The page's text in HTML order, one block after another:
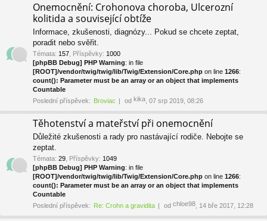
Onemocnění: Crohonova choroba, Ulcerozní
kolitida a související obtíže
Informace, zkušenosti, diagnózy... Pokud se chcete zeptat,
poradit nebo svěřit.
Témata: 157 Příspěvky: 1000
[phpBB Debug] PHP Warning: in file
[ROOT]/vendor/twig/twig/lib/Twig/Extension/Core.php on line 1266:
count(): Parameter must be an array or an object that implements
Countable
Poslední příspěvek: Broviac od kika , 07 srp 2019, 08:26
Těhotenství a mateřství při onemocnění
Důležité zkušenosti a rady pro nastávající rodiče. Nebojte se
zeptat.
Témata: 29 Příspěvky: 1049
[phpBB Debug] PHP Warning: in file
[ROOT]/vendor/twig/twig/lib/Twig/Extension/Core.php on line 1266:
count(): Parameter must be an array or an object that implements
Countable
Poslední příspěvek: Re: Crohn a gravidita od chloe98 , 14 bře 2017, 12:28